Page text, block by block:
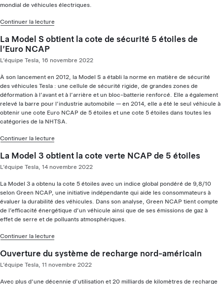
mondial de véhicules électriques.
Continuer la lecture
La Model S obtient la cote de sécurité 5 étoiles de
l’Euro NCAP
L’équipe Tesla, 16 novembre 2022
À son lancement en 2012, la Model S a établi la norme en matière de sécurité
des véhicules Tesla : une cellule de sécurité rigide, de grandes zones de
déformation à l’avant et à l’arrière et un bloc-batterie renforcé. Elle a également
relevé la barre pour l’industrie automobile — en 2014, elle a été le seul véhicule à
obtenir une cote Euro NCAP de 5 étoiles et une cote 5 étoiles dans toutes les
catégories de la NHTSA.
Continuer la lecture
La Model 3 obtient la cote verte NCAP de 5 étoiles
L’équipe Tesla, 14 novembre 2022
La Model 3 a obtenu la cote 5 étoiles avec un indice global pondéré de 9,8/10
selon Green NCAP, une initiative indépendante qui aide les consommateurs à
évaluer la durabilité des véhicules. Dans son analyse, Green NCAP tient compte
de l’efficacité énergétique d’un véhicule ainsi que de ses émissions de gaz à
effet de serre et de polluants atmosphériques.
Continuer la lecture
Ouverture du système de recharge nord-américain
L’équipe Tesla, 11 novembre 2022
Avec plus d’une décennie d’utilisation et 20 milliards de kilomètres de recharge